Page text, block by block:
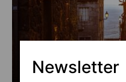
Newsletter